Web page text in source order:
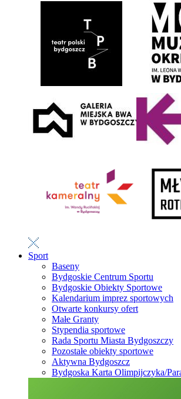
Sport
Baseny
Bydgoskie Centrum Sportu
Bydgoskie Obiekty Sportowe
Kalendarium imprez sportowych
Otwarte konkursy ofert
Małe Granty
Stypendia sportowe
Rada Sportu Miasta Bydgoszczy
Pozostałe obiekty sportowe
Aktywna Bydgoszcz
Bydgoska Karta Olimpijczyka/